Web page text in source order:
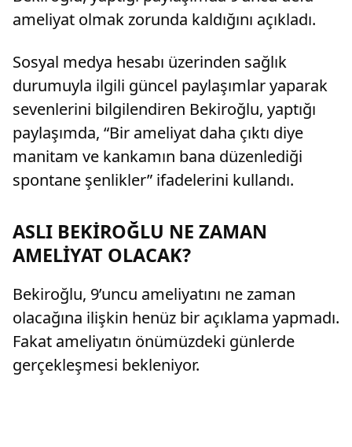
ameliyat olmak zorunda kaldığını açıkladı.
Sosyal medya hesabı üzerinden sağlık
durumuyla ilgili güncel paylaşımlar yaparak
sevenlerini bilgilendiren Bekiroğlu, yaptığı
paylaşımda, “Bir ameliyat daha çıktı diye
manitam ve kankamın bana düzenlediği
spontane şenlikler” ifadelerini kullandı.
ASLI BEKİROĞLU NE ZAMAN
AMELİYAT OLACAK?
Bekiroğlu, 9’uncu ameliyatını ne zaman
olacağına ilişkin henüz bir açıklama yapmadı.
Fakat ameliyatın önümüzdeki günlerde
gerçekleşmesi bekleniyor.